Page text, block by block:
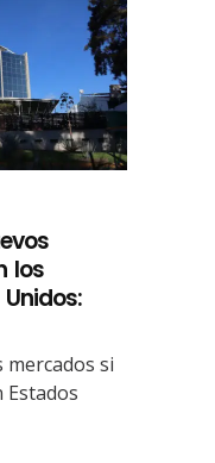
los
mercados si
Estados